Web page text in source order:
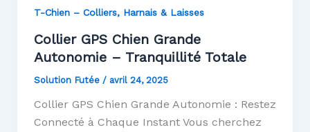
T-Chien – Colliers, Harnais & Laisses
Collier GPS Chien Grande
Autonomie – Tranquillité Totale
Solution Futée / avril 24, 2025
Collier GPS Chien Grande Autonomie : Restez
Connecté à Chaque Instant Vous cherchez